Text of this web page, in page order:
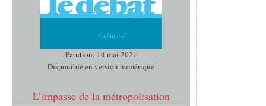
Parution: 14 mai 2021
Disponible en version numérique
L’impasse de la métropolisation